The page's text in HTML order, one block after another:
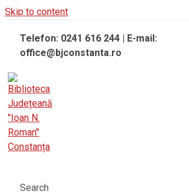
Skip to content
Telefon: 0241 616 244 | E-mail:
office@bjconstanta.ro
Search